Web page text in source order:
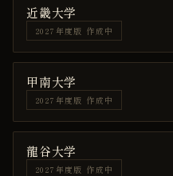
近畿大学
2027年度版 作成中
甲南大学
2027年度版 作成中
龍谷大学
2027年度版 作成中